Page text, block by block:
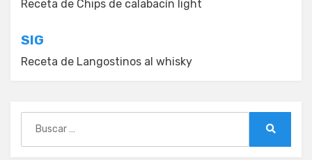
de
entradas
Receta de Chips de calabacín light
SIG
Receta de Langostinos al whisky